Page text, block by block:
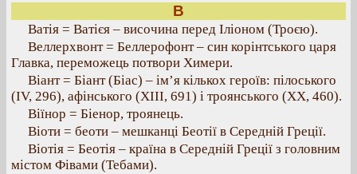
В
Ватія = Ватієя – височина перед Іліоном (Троєю).
Веллерхвонт = Беллерофонт – син корінтського царя
Главка, переможець потвори Химери.
Віант = Біант (Біас) – ім’я кількох героїв: пілоського
(IV, 296), афінського (XIII, 691) і троянського (XX, 460).
Віїнор = Біенор, троянець.
Віоти = беоти – мешканці Беотії в Середній Греції.
Віотія = Беотія – країна в Середній Греції з головним
містом Фівами (Тебами).